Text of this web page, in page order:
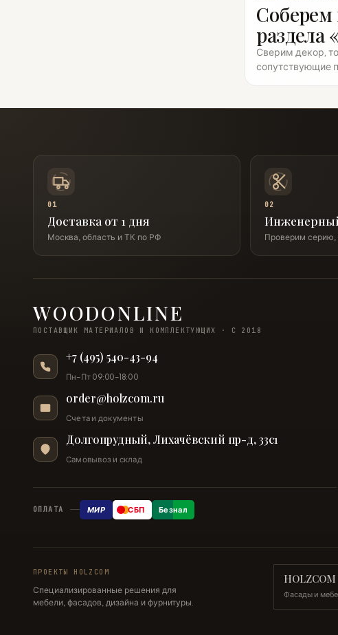
раздела
Сверим декор,
сопутствующие
01
Доставка от 1 дня
Москва, область и ТК по РФ
02
Проверим серию,
WOODONLINE
ПОСТАВЩИК МАТЕРИАЛОВ И КОМПЛЕКТУЮЩИХ · С 2018
+7 (495) 540-43-94
Пн–Пт 09:00–18:00
order@holzcom.ru
Счета и документы
Долгопрудный, Лихачёвский пр-д, 33с1
Самовывоз и склад
ОПЛАТА МИР СБП Безнал
ПРОЕКТЫ HOLZCOM
Специализированные решения для
мебели, фасадов, дизайна и фурнитуры.
Фасады и